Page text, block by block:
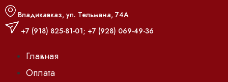
Владикавказ, ул. Тельмана, 74А
+7 (918) 825-81-01; +7 (928) 069-49-36
Главная
Оплата